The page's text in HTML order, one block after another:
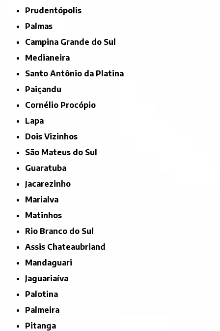
Prudentópolis
Palmas
Campina Grande do Sul
Medianeira
Santo Antônio da Platina
Paiçandu
Cornélio Procópio
Lapa
Dois Vizinhos
São Mateus do Sul
Guaratuba
Jacarezinho
Marialva
Matinhos
Rio Branco do Sul
Assis Chateaubriand
Mandaguari
Jaguariaíva
Palotina
Palmeira
Pitanga